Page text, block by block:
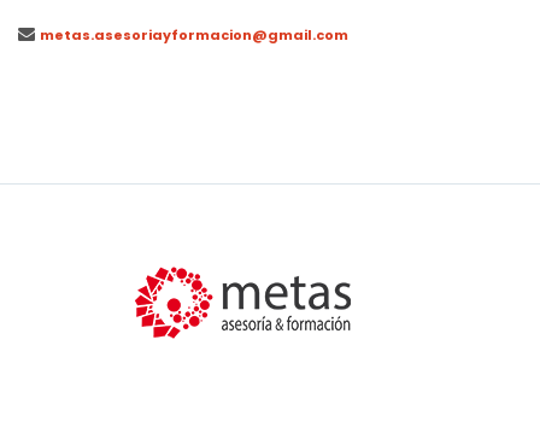
metas.asesoriayformacion@gmail.com